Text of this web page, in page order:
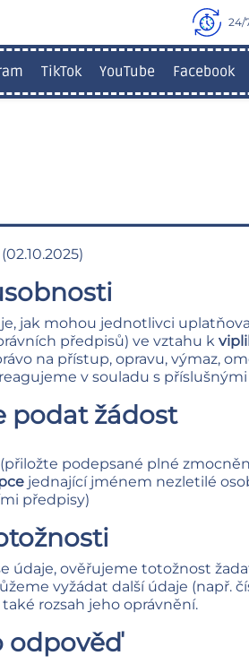
24/
TikTok YouTube Facebook
(02.10.2025)
jak mohou jednotlivci
předpisů) ve vztahu k
na přístup, opravu, výmaz,
v souladu s
podat žádost
(přiložte podepsané plné
jednající jménem nezletilé
předpisy)
údaje, ověřujeme totožnost
vyžádat další údaje (např.
rozsah jeho oprávnění.
odpověď